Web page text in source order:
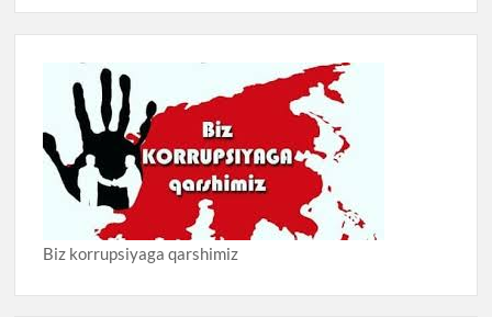
Biz korrupsiyaga qarshimiz